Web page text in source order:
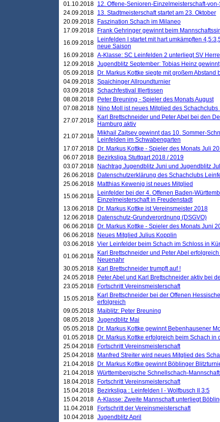
01.10.2018 12. Offene-Senioren-Einzelmeisterschaft-
24.09.2018 13. Stadtmeisterschaft startet am 23. Oktober
20.09.2018
Faszination Schach im Milaneo
17.09.2018
Frank Gehringer gewinnt beim
16.09.2018
Leinfelden I startet mit hart umkämpften
neue Saison
16.09.2018 A-Klasse: SC Leinfelden 2 unterliegt SV
12.09.2018 Jugendblitz September: Tobias Heinz gewinnt
05.09.2018
Dr. Markus Kottke siegte mit großem
04.09.2018 Spaichinger Allroundturnier
03.09.2018 Schachfestival Illertissen
08.08.2018
Peter Breuning - Spieler des Monats August
07.08.2018
Nino Moll ist neues Mitglied des
27.07.2018
Karl Brettschneider und Peter Abel bei den
Hamburg aktiv
21.07.2018
Mikhail Zaitsev gewinnt das 10. Sommer-
Leinfelden im Schwabengarten
17.07.2018
Dr. Markus Kottke - Spieler des Monats Juli
06.07.2018
Bezirksliga Stuttgart 2018 / 2019
03.07.2018
Nachtrag Jugendblitz Juni und Jugendblitz
26.06.2018
Datenschutzerklärung des Schachclubs
25.06.2018
Matthias Kewenig ist neues Mitglied
15.06.2018
Leinfelder bei der 4. Offenen Baden-
Einzelmeisterschaft in Freudenstadt
13.06.2018
Dr. Markus Kottke ist Vereinsmeister 2018
12.06.2018
Datenschutz-Grundverordnung (DSGVO)
06.06.2018
Dr. Markus Kottke - Spieler des Monats Juni
06.06.2018
Neues Mitglied Julius Kopplin
03.06.2018 Vier Leinfelder beim Schach im Schloss in
01.06.2018
Karl Brettschneider und Peter Abel
Neuenahr
30.05.2018
Karl Brettschneider trumpft auf !
24.05.2018
Peter Abel und Karl Brettschneider aktiv bei
23.05.2018
Fortschritt Vereinsmeisterschaft
15.05.2018
Karl Brettschneider bei der Offenen
erfolgreich
09.05.2018
Maiblitz: Peter Breuning
08.05.2018 Jugendblitz Mai
05.05.2018
Dr. Markus Kottke gewinnt Bebenhausener
01.05.2018
Dr. Markus Kottke erfolgreich beim Schach
25.04.2018
Fortschritt Vereinsmeisterschaft
25.04.2018
Manfred Streiter wird neues Mitglied des
21.04.2018
Dr. Markus Kottke gewinnt Böblinger
21.04.2018 Württembergische Schnellschach-
18.04.2018
Fortschritt Vereinsmeisterschaft
15.04.2018
Bezirksliga : Leinfelden I - Wolfbusch II 3:5
15.04.2018 A-Klasse: Zweite Mannschaft unterliegt
11.04.2018
Fortschritt der Vereinsmeisterschaft
10.04.2018 Jugendblitz April